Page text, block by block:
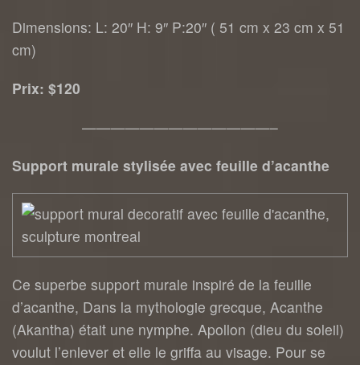
Dimensions: L: 20″ H: 9″ P:20″ ( 51 cm x 23 cm x 51
cm)
Prix: $120
—————————————–
Support murale stylisée avec feuille d’acanthe
Ce superbe support murale inspiré de la feuille
d’acanthe, Dans la mythologie grecque, Acanthe
(Akantha) était une nymphe. Apollon (dieu du soleil)
voulut l’enlever et elle le griffa au visage. Pour se